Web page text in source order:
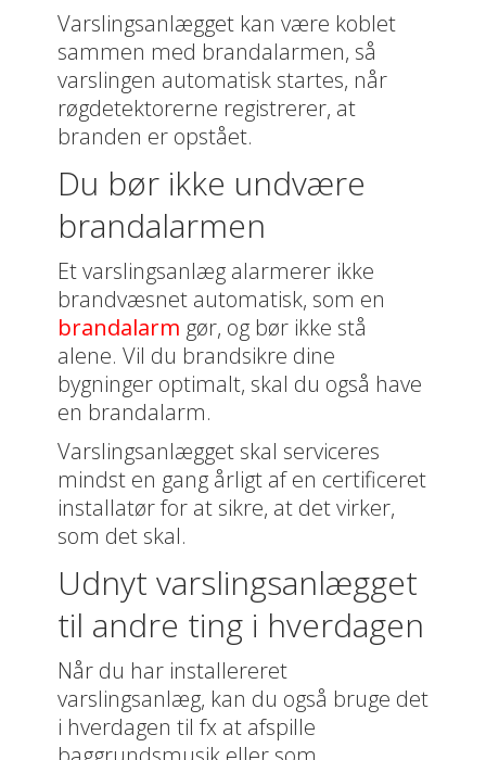
Varslingsanlægget kan være koblet
sammen med brandalarmen, så
varslingen automatisk startes, når
røgdetektorerne registrerer, at
branden er opstået.
Du bør ikke undvære
brandalarmen
Et varslingsanlæg alarmerer ikke
brandvæsnet automatisk, som en
brandalarm gør, og bør ikke stå
alene. Vil du brandsikre dine
bygninger optimalt, skal du også have
en brandalarm.
Varslingsanlægget skal serviceres
mindst en gang årligt af en certificeret
installatør for at sikre, at det virker,
som det skal.
Udnyt varslingsanlægget
til andre ting i hverdagen
Når du har installereret
varslingsanlæg, kan du også bruge det
i hverdagen til fx at afspille